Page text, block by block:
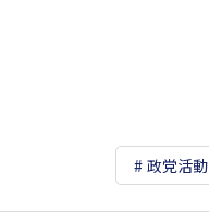
政党活動